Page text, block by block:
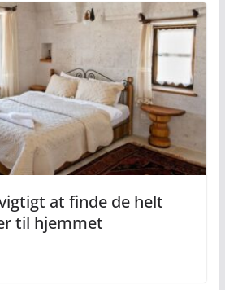
at finde de helt
til hjemmet